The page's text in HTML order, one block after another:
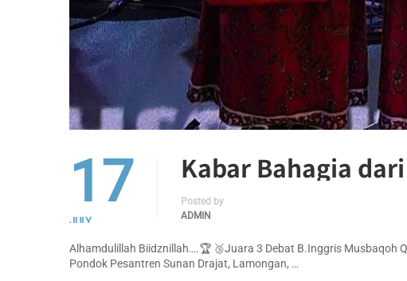
17
JULY
Kabar Bahagia
Posted by
ADMIN
Alhamdulillah Biidznillah….🏆 🥉Juara 3 Debat B.Inggris Musbaqoh
Pondok Pesantren Sunan Drajat, Lamongan, …